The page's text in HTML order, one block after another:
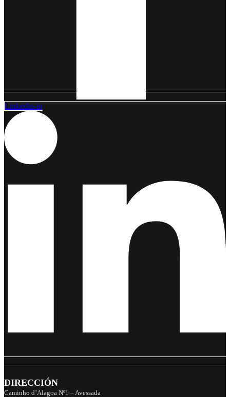
Linkedin-in
DIRECCIÓN
Caminho d’Alagoa Nº1 – Avessada